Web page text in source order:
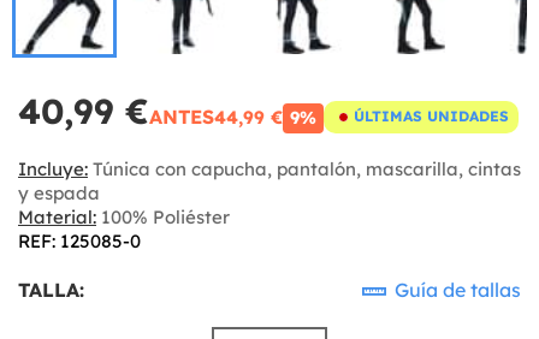
40,99 €ANTES44,99 € 9% ÚLTIMAS UNIDADES
Incluye: Túnica con capucha, pantalón, mascarilla, cintas
y espada
Material: 100% Poliéster
REF: 125085-0
TALLA: Guía de tallas